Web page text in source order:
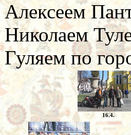
Алексеем
Николаем
Гуляем по
16.4.